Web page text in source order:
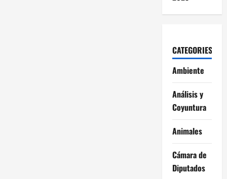
CATEGORIES
Ambiente
Análisis y
Coyuntura
Animales
Cámara de
Diputados